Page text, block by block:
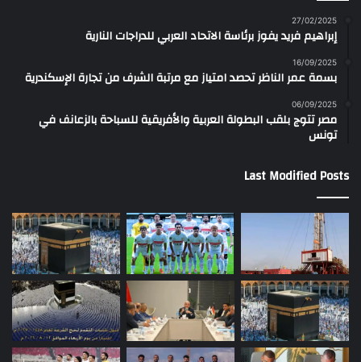
27/02/2025
إبراهيم فريد يفوز برئاسة الاتحاد العربي للدراجات النارية
16/09/2025
بسمة عمر الناظر تحصد امتياز مع مرتبة الشرف من تجارة الإسكندرية
06/09/2025
مصر تتوج بلقب البطولة العربية والأفريقية للسباحة بالزعانف في
تونس
Last Modified Posts